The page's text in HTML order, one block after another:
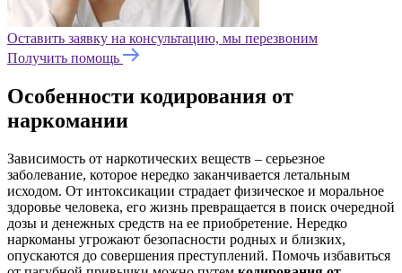
Оставить заявку на консультацию, мы перезвоним
Получить помощь
Особенности кодирования от
наркомании
Зависимость от наркотических веществ – серьезное
заболевание, которое нередко заканчивается летальным
исходом. От интоксикации страдает физическое и моральное
здоровье человека, его жизнь превращается в поиск очередной
дозы и денежных средств на ее приобретение. Нередко
наркоманы угрожают безопасности родных и близких,
опускаются до совершения преступлений. Помочь избавиться